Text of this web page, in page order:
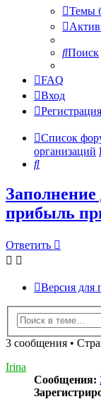
Темы
Поиск
FAQ
Вход
Регистрация
Список
организаций
Поиск
прибыль
Ответить
Версия для
3 сообщения •
Irina
Сообщения: